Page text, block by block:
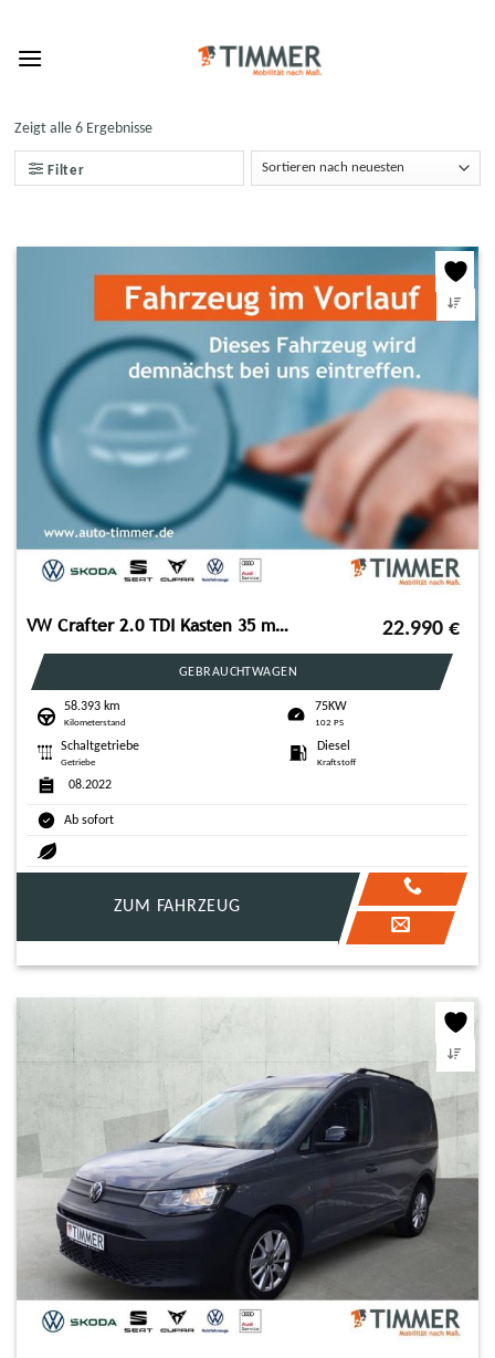
content
Filter
Zeigt alle 6 Ergebnisse
VW Crafter 2.0 TDI Kasten 35 mittellang FWD*AHK 22.990 €
GEBRAUCHTWAGEN
58.393 km
Kilometerstand
75KW
102 PS
Schaltgetriebe
Getriebe
Diesel
Kraftstoff
08.2022
Ab sofort
ZUM FAHRZEUG